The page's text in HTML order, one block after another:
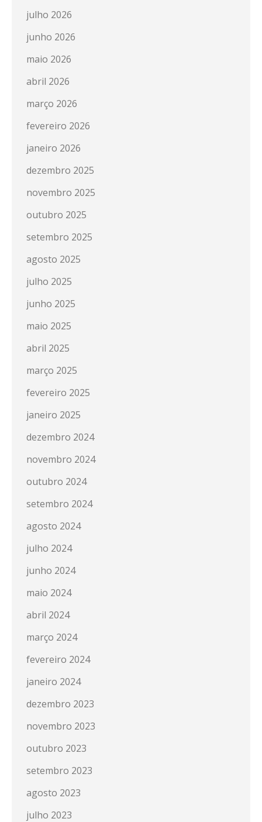
julho 2026
junho 2026
maio 2026
abril 2026
março 2026
fevereiro 2026
janeiro 2026
dezembro 2025
novembro 2025
outubro 2025
setembro 2025
agosto 2025
julho 2025
junho 2025
maio 2025
abril 2025
março 2025
fevereiro 2025
janeiro 2025
dezembro 2024
novembro 2024
outubro 2024
setembro 2024
agosto 2024
julho 2024
junho 2024
maio 2024
abril 2024
março 2024
fevereiro 2024
janeiro 2024
dezembro 2023
novembro 2023
outubro 2023
setembro 2023
agosto 2023
julho 2023